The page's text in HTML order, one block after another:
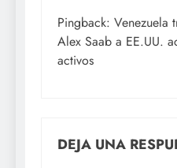
Pingback: Venezuela
Alex Saab a EE.UU.
activos
DEJA UNA